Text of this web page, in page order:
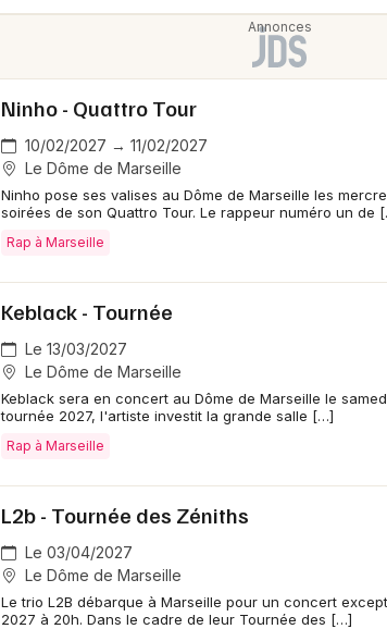
Ninho - Quattro Tour
10/02/2027 → 11/02/2027
Le Dôme de Marseille
Ninho pose ses valises au Dôme de Marseille les
soirées de son Quattro Tour. Le rappeur numéro un de
Rap à Marseille
Keblack - Tournée
Le 13/03/2027
Le Dôme de Marseille
Keblack sera en concert au Dôme de Marseille le
tournée 2027, l'artiste investit la grande salle […]
Rap à Marseille
L2b - Tournée des Zéniths
Le 03/04/2027
Le Dôme de Marseille
Le trio L2B débarque à Marseille pour un concert
2027 à 20h. Dans le cadre de leur Tournée des […]